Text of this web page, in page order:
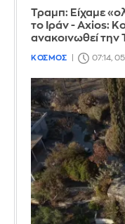
Τραμπ: Είχαμε
το Ιράν - Axios:
ανακοινωθεί την
ΚΟΣΜΟΣ 07:14,